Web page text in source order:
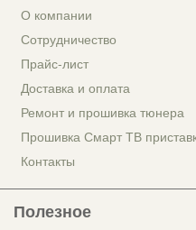
О компании
Сотрудничество
Прайс-лист
Доставка и оплата
Ремонт и прошивка тюнера
Прошивка Смарт ТВ
Контакты
Полезное